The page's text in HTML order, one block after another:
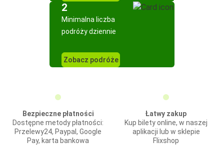
2
Minimalna liczba
podróży dziennie
Zobacz podróże
Bezpieczne płatności
Dostępne metody płatności:
Przelewy24, Paypal, Google
Pay, karta bankowa
Łatwy zakup
Kup bilety online, w naszej
aplikacji lub w sklepie
Flixshop